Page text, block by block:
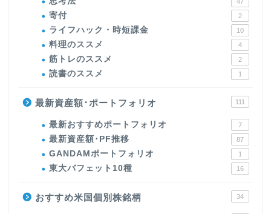
47
寄付 2
ライフハック・時短課金 10
料理のススメ 4
筋トレのススメ 2
読書のススメ 1
最新資産額･ポートフォリオ 111
最新おすすめポートフォリオ 7
最新資産額･PF推移 87
GANDAMポートフォリオ 1
東大バフェット10種 16
おすすめ米国個別株銘柄 34